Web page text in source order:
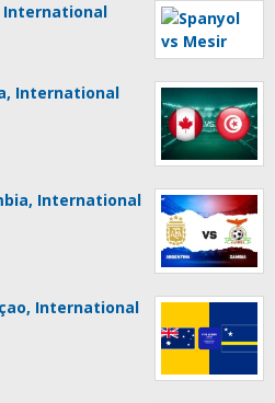
International
International
International
International